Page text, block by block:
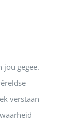
jou gegee.
verstaan